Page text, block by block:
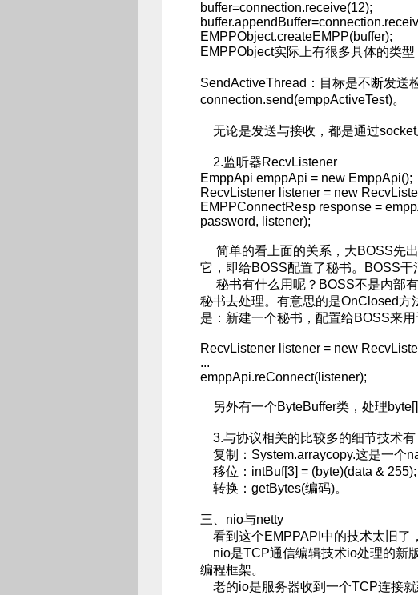
buffer=connection.receive(12);
EMPPObject.createEMPP(buffer);
EMPPObject实际上有很多具体的类型
SendActiveThread：目标是不断发送
connection.send(emppActiveTest)。
无论是发送与接收，都是通过socket
2.监听器RecvListener
EmppApi emppApi = new EmppApi();
RecvListener listener = new
EMPPConnectResp response =
password, listener);
简单的看上面的关系，大BOSS先
它，即给BOSS配置了秘书。BOSS干
秘书有什么用呢？BOSS不是内部
秘书去处理。有意思的是OnClosed
是：新建一个秘书，配置给BOSS来用
RecvListener listener = new
...
emppApi.reConnect(listener);
另外有一个ByteBuffer类，处理byte[]
3.与协议相关的比较多的细节技术有
复制：System.arraycopy.这是一个
移位：intBuf[3] = (byte)(data & 255);
转换：getBytes(编码)。
三、nio与netty
看到这个EMPPAPI中的技术太旧了
nio是TCP通信编辑技术io处理的新
编程框架。
老的io是服务器收到一个TCP连接